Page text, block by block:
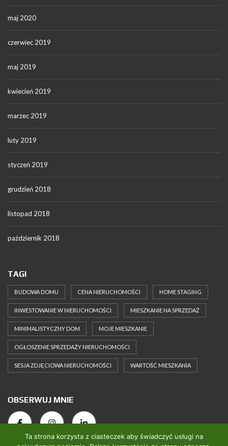
maj 2020
czerwiec 2019
maj 2019
kwiecień 2019
marzec 2019
luty 2019
styczeń 2019
grudzień 2018
listopad 2018
październik 2018
TAGI
BUDOWA DOMU CENA NIERUCHOMOŚCI HOME STAGING
INWESTOWANIE W NIERUCHOMOŚCI MIESZKANIE NA SPRZEDAŻ
MINIMALISTYCZNY DOM MOJE MIESZKANIE
OGŁOSZENIE SPRZEDAŻY NIERUCHOMOŚCI
SESJA ZDJĘCIOWA NIERUCHOMOŚCI WARTOŚĆ MIESZKANIA
OBSERWUJ MNIE
Ta strona korzysta z ciasteczek aby świadczyć usługi na